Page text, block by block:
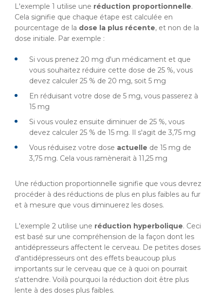
L'exemple 1 utilise une réduction proportionnelle.
Cela signifie que chaque étape est calculée en
pourcentage de la dose la plus récente, et non de la
dose initiale. Par exemple :
Si vous prenez 20 mg d'un médicament et que
vous souhaitez réduire cette dose de 25 %, vous
devez calculer 25 % de 20 mg, soit 5 mg
En réduisant votre dose de 5 mg, vous passerez à
15 mg
Si vous voulez ensuite diminuer de 25 %, vous
devez calculer 25 % de 15 mg. Il s'agit de 3,75 mg
Vous réduisez votre dose actuelle de 15 mg de
3,75 mg. Cela vous ramènerait à 11,25 mg
Une réduction proportionnelle signifie que vous devrez
procéder à des réductions de plus en plus faibles au fur
et à mesure que vous diminuerez les doses.
L'exemple 2 utilise une réduction hyperbolique. Ceci
est basé sur une compréhension de la façon dont les
antidépresseurs affectent le cerveau. De petites doses
d'antidépresseurs ont des effets beaucoup plus
importants sur le cerveau que ce à quoi on pourrait
s'attendre. Voilà pourquoi la réduction doit être plus
lente à des doses plus faibles.